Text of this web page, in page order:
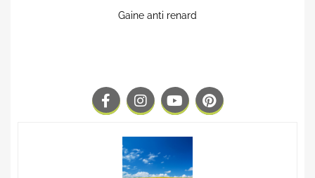
Gaine anti renard